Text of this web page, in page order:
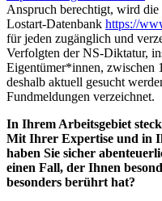
Anspruch berechtigt, wird
Lostart-Datenbank https://
für jeden zugänglich und
Verfolgten der NS-Diktatur,
Eigentümer*innen, zwischen
deshalb aktuell gesucht
Fundmeldungen verzeichnet.
In Ihrem Arbeitsgebiet
Mit Ihrer Expertise und in
haben Sie sicher
einen Fall, der Ihnen
besonders berührt hat?